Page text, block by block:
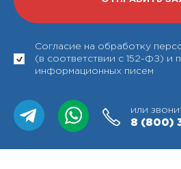
Согласие на обработку
(в соответствии с 152-ФЗ) и
информационных писем
или
8 (800)